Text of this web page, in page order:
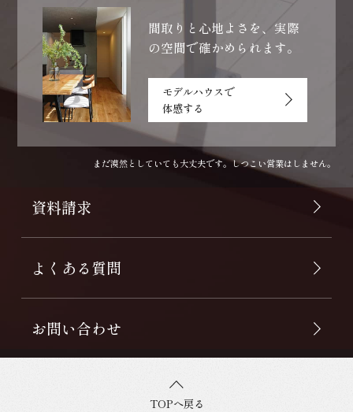
間取りと心地よさを、 実際
の空間で確かめられます。
モデルハウスで
体感する
まだ漠然としていても大丈夫です。しつこい営業はしません。
資料請求
よくある質問
お問い合わせ
TOPへ戻る